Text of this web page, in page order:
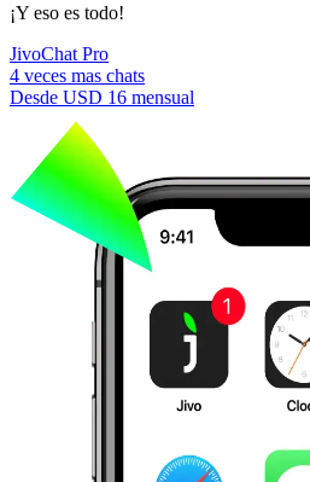
¡Y eso es todo!
JivoChat Pro
4 veces mas chats
Desde USD 16 mensual